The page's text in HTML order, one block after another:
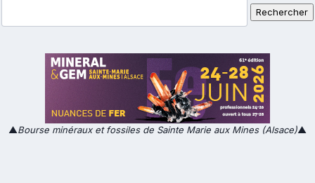
▲Bourse minéraux et fossiles de Sainte Marie aux Mines (Alsace)▲